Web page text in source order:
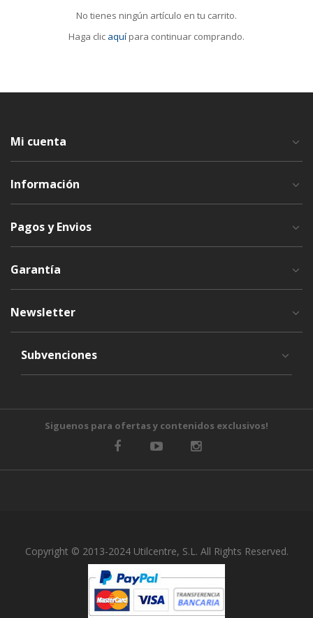
No tienes ningún artículo en tu carrito.
Haga clic aquí para continuar comprando.
Mi cuenta
Información
Pagos y Envios
Garantía
Newsletter
Subvenciones
Siguenos para ofertas y contenidos exclusivos!
Copyright © 2013-2024 Utilcentre, S.L. All Rights Reserved.